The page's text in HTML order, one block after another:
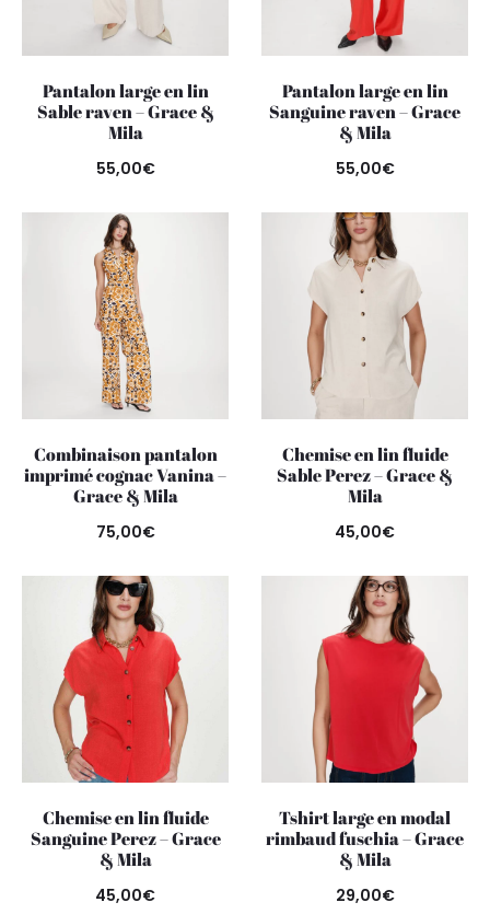
Pantalon large en lin
Sable raven – Grace &
Mila
55,00€
Pantalon large en lin
Sanguine raven – Grace
& Mila
55,00€
Combinaison pantalon
imprimé cognac Vanina –
Grace & Mila
75,00€
Chemise en lin fluide
Sable Perez – Grace &
Mila
45,00€
Chemise en lin fluide
Sanguine Perez – Grace
& Mila
45,00€
Tshirt large en modal
rimbaud fuschia – Grace
& Mila
29,00€